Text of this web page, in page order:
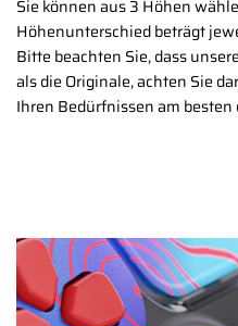
Sie können aus 3 Höhen
Höhenunterschied beträgt
Bitte beachten Sie, dass
als die Originale, achten Sie
Ihren Bedürfnissen am